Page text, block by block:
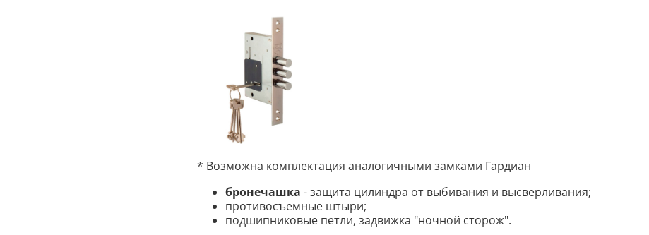
* Возможна комплектация аналогичными замками Гардиан
бронечашка - защита цилиндра от выбивания и высверливания;
противосъемные штыри;
подшипниковые петли, задвижка "ночной сторож".